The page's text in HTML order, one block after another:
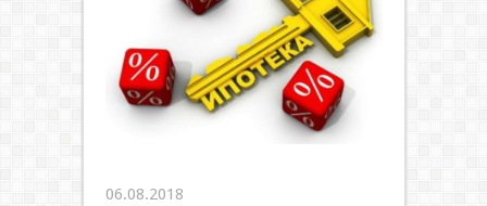
06.08.2018